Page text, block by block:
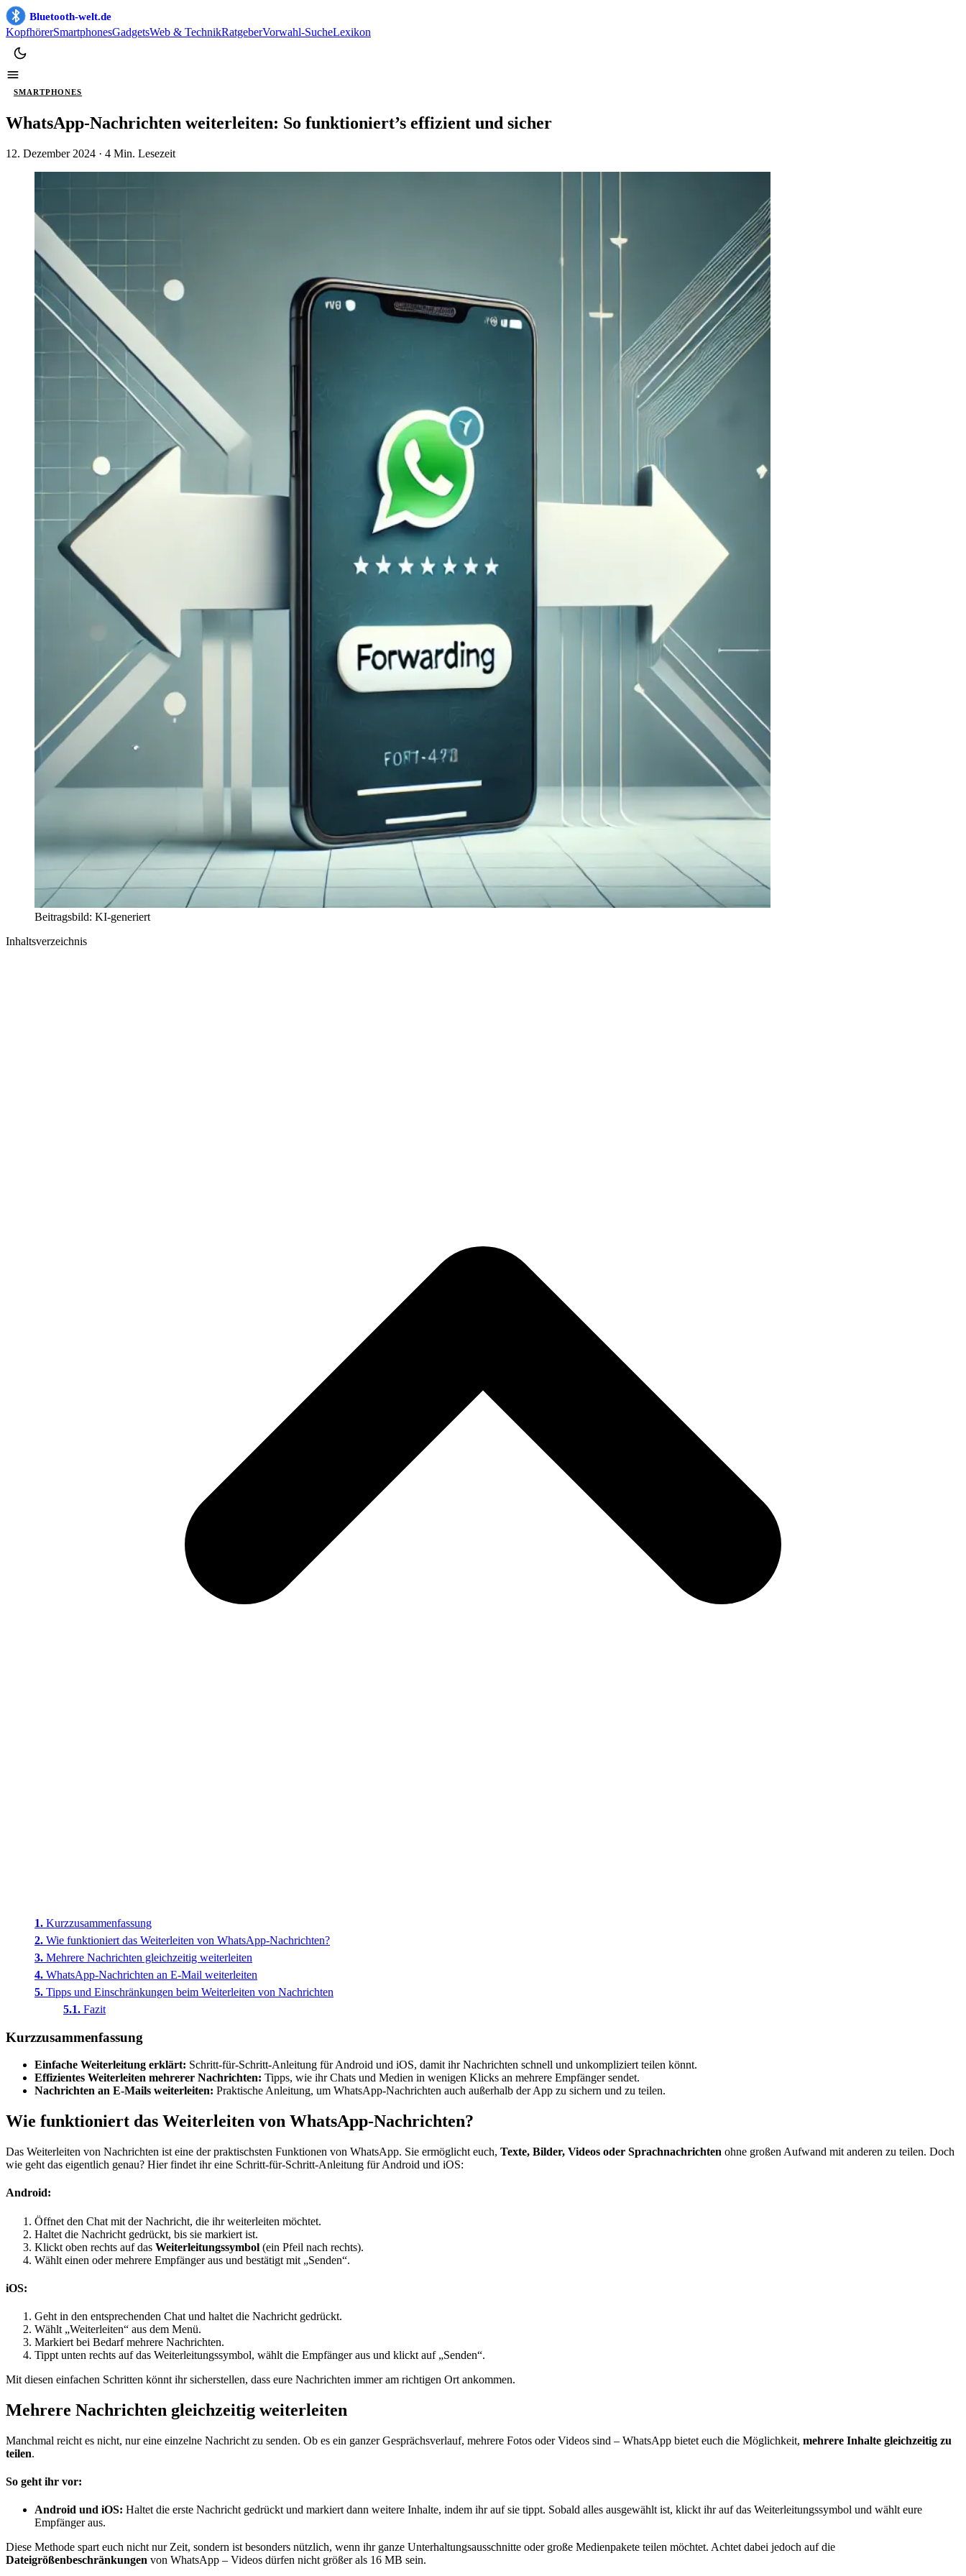
Bluetooth-welt.de
KopfhörerSmartphonesGadgetsWeb & TechnikRatgeberVorwahl-SucheLexikon
SMARTPHONES
WhatsApp-Nachrichten weiterleiten: So funktioniert’s effizient und sicher
12. Dezember 2024 · 4 Min. Lesezeit
Beitragsbild: KI-generiert
Inhaltsverzeichnis
Kurzzusammenfassung
Wie funktioniert das Weiterleiten von WhatsApp-Nachrichten?
Mehrere Nachrichten gleichzeitig weiterleiten
WhatsApp-Nachrichten an E-Mail weiterleiten
Tipps und Einschränkungen beim Weiterleiten von Nachrichten
Fazit
Kurzzusammenfassung
Einfache Weiterleitung erklärt: Schritt-für-Schritt-Anleitung für Android und iOS, damit ihr Nachrichten schnell und unkompliziert teilen könnt.
Effizientes Weiterleiten mehrerer Nachrichten: Tipps, wie ihr Chats und Medien in wenigen Klicks an mehrere Empfänger sendet.
Nachrichten an E-Mails weiterleiten: Praktische Anleitung, um WhatsApp-Nachrichten auch außerhalb der App zu sichern und zu teilen.
Wie funktioniert das Weiterleiten von WhatsApp-Nachrichten?
Das Weiterleiten von Nachrichten ist eine der praktischsten Funktionen von WhatsApp. Sie ermöglicht euch, Texte, Bilder, Videos oder Sprachnachrichten ohne großen Aufwand mit anderen zu teilen. Doch
wie geht das eigentlich genau? Hier findet ihr eine Schritt-für-Schritt-Anleitung für Android und iOS:
Android:
Öffnet den Chat mit der Nachricht, die ihr weiterleiten möchtet.
Haltet die Nachricht gedrückt, bis sie markiert ist.
Klickt oben rechts auf das Weiterleitungssymbol (ein Pfeil nach rechts).
Wählt einen oder mehrere Empfänger aus und bestätigt mit „Senden“.
iOS:
Geht in den entsprechenden Chat und haltet die Nachricht gedrückt.
Wählt „Weiterleiten“ aus dem Menü.
Markiert bei Bedarf mehrere Nachrichten.
Tippt unten rechts auf das Weiterleitungssymbol, wählt die Empfänger aus und klickt auf „Senden“.
Mit diesen einfachen Schritten könnt ihr sicherstellen, dass eure Nachrichten immer am richtigen Ort ankommen.
Mehrere Nachrichten gleichzeitig weiterleiten
Manchmal reicht es nicht, nur eine einzelne Nachricht zu senden. Ob es ein ganzer Gesprächsverlauf, mehrere Fotos oder Videos sind – WhatsApp bietet euch die Möglichkeit, mehrere Inhalte gleichzeitig zu
teilen.
So geht ihr vor:
Android und iOS: Haltet die erste Nachricht gedrückt und markiert dann weitere Inhalte, indem ihr auf sie tippt. Sobald alles ausgewählt ist, klickt ihr auf das Weiterleitungssymbol und wählt eure
Empfänger aus.
Diese Methode spart euch nicht nur Zeit, sondern ist besonders nützlich, wenn ihr ganze Unterhaltungsausschnitte oder große Medienpakete teilen möchtet. Achtet dabei jedoch auf die
Dateigrößenbeschränkungen von WhatsApp – Videos dürfen nicht größer als 16 MB sein.